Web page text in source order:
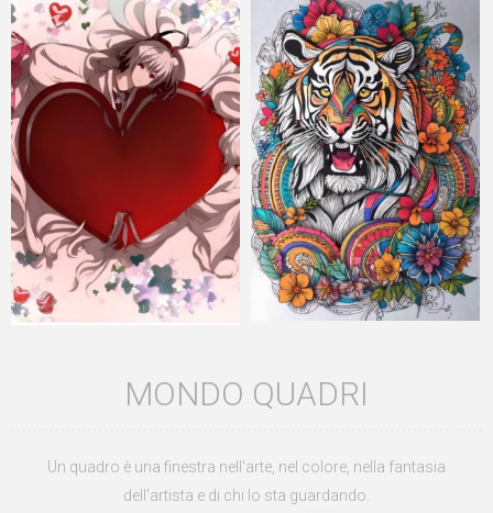
QUADRI UNICI STAMPE UNICHE
LOVE DOODLE
MONDO QUADRI
Un quadro è una finestra nell'arte, nel colore, nella fantasia
dell'artista e di chi lo sta guardando.